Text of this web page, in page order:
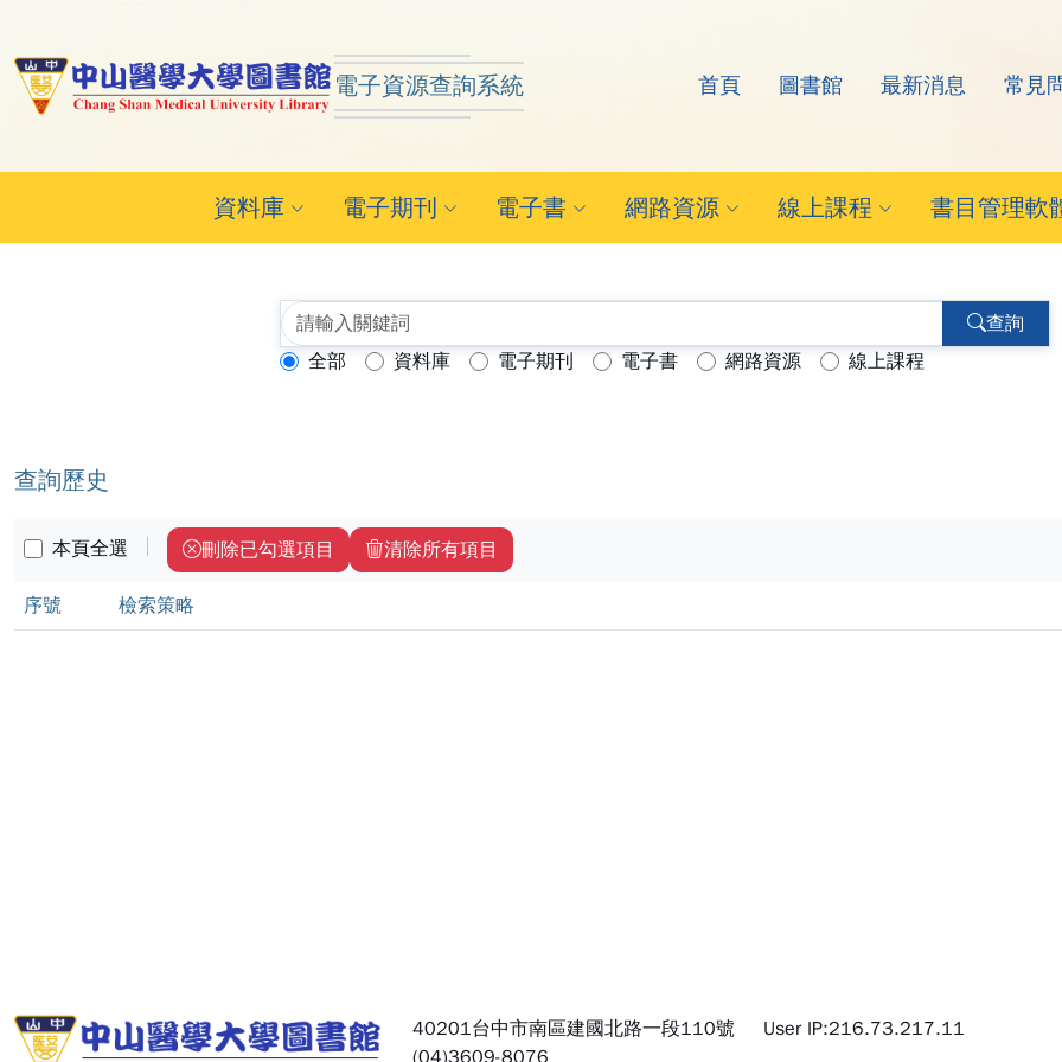
中山醫學大學圖書館 ReSearch Eyes電子資源查
電子資源查詢系統 首頁 圖書館 最新消息 常見
資料庫 電子期刊 電子書 網路資源 線上課程 書目管理軟
查詢
查詢模式：
全部 資料庫 電子期刊 電子書 網路資源 線上課程
查詢歷史
本頁全選 刪除已勾選項目 清除所有項目
序號 檢索策略
40201台中市南區建國北路一段110號
(04)3609-8076
User IP:216.73.217.11